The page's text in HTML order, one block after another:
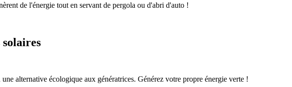
de l'énergie tout en servant de pergola ou d'abri d'auto !
alternative écologique aux génératrices. Générez votre propre énergie verte !